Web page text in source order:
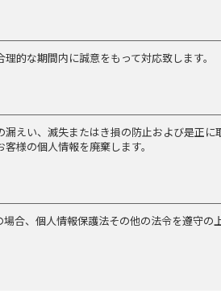
的な期間内に誠意をもって対応致します。
えい、滅失またはき損の防止および是正に
様の個人情報を廃棄します。
合、個人情報保護法その他の法令を遵守の